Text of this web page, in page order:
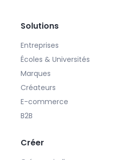
Solutions
Entreprises
Écoles & Universités
Marques
Créateurs
E-commerce
B2B
Créer